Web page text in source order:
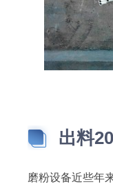
出料
磨粉设备近些年